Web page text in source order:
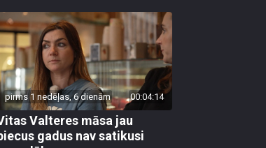
pirms 1 nedēļas, 6 dienām 00:04:14
Valteres māsa jau
gadus nav satikusi